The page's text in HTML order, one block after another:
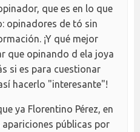
que es en lo que
opinadores de tó sin
¡Y qué mejor
que opinando d ela joya
si es para cuestionar
hacerlo "interesante"!
ya Florentino Pérez, en
apariciones públicas por